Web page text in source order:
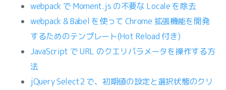
webpack で Moment.js の不要な Locale を除去
webpack & Babel を使って Chrome 拡張機能を開発
するためのテンプレート(Hot Reload 付き)
JavaScript で URL のクエリパラメータを操作する方
法
jQuery Select2 で、初期値の設定と選択状態のクリ